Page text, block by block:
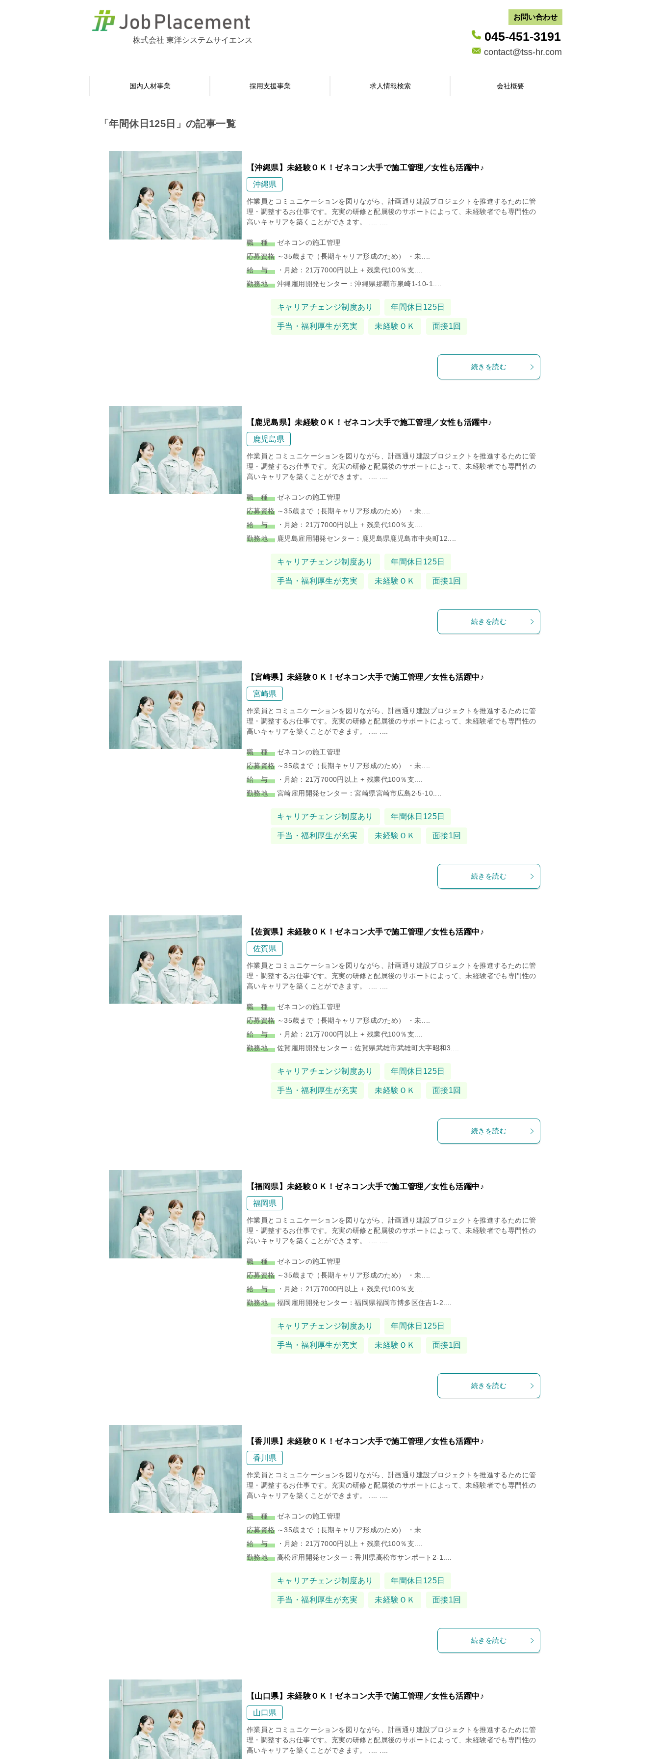
株式会社 東洋システムサイエンス
お問い合わせ
045-451-3191
contact@tss-hr.com
国内人材事業 採用支援事業 求人情報検索 会社概要
「年間休日125日」の記事一覧
【沖縄県】未経験ＯＫ！ゼネコン大手で施工管理／女性も活躍中♪
沖縄県
作業員とコミュニケーションを図りながら、計画通り建設プロジェクトを推進するために管
理・調整するお仕事です。充実の研修と配属後のサポートによって、未経験者でも専門性の
高いキャリアを築くことができます。 .... ....
職 種ゼネコンの施工管理
応募資格～35歳まで（長期キャリア形成のため） ・未....
給 与・月給：21万7000円以上 + 残業代100％支....
勤務地沖縄雇用開発センター：沖縄県那覇市泉崎1-10-1....
キャリアチェンジ制度あり 年間休日125日
手当・福利厚生が充実 未経験ＯＫ 面接1回
続きを読む
【鹿児島県】未経験ＯＫ！ゼネコン大手で施工管理／女性も活躍中♪
鹿児島県
作業員とコミュニケーションを図りながら、計画通り建設プロジェクトを推進するために管
理・調整するお仕事です。充実の研修と配属後のサポートによって、未経験者でも専門性の
高いキャリアを築くことができます。 .... ....
職 種ゼネコンの施工管理
応募資格～35歳まで（長期キャリア形成のため） ・未....
給 与・月給：21万7000円以上 + 残業代100％支....
勤務地鹿児島雇用開発センター：鹿児島県鹿児島市中央町12....
キャリアチェンジ制度あり 年間休日125日
手当・福利厚生が充実 未経験ＯＫ 面接1回
続きを読む
【宮崎県】未経験ＯＫ！ゼネコン大手で施工管理／女性も活躍中♪
宮崎県
作業員とコミュニケーションを図りながら、計画通り建設プロジェクトを推進するために管
理・調整するお仕事です。充実の研修と配属後のサポートによって、未経験者でも専門性の
高いキャリアを築くことができます。 .... ....
職 種ゼネコンの施工管理
応募資格～35歳まで（長期キャリア形成のため） ・未....
給 与・月給：21万7000円以上 + 残業代100％支....
勤務地宮崎雇用開発センター：宮崎県宮崎市広島2-5-10....
キャリアチェンジ制度あり 年間休日125日
手当・福利厚生が充実 未経験ＯＫ 面接1回
続きを読む
【佐賀県】未経験ＯＫ！ゼネコン大手で施工管理／女性も活躍中♪
佐賀県
作業員とコミュニケーションを図りながら、計画通り建設プロジェクトを推進するために管
理・調整するお仕事です。充実の研修と配属後のサポートによって、未経験者でも専門性の
高いキャリアを築くことができます。 .... ....
職 種ゼネコンの施工管理
応募資格～35歳まで（長期キャリア形成のため） ・未....
給 与・月給：21万7000円以上 + 残業代100％支....
勤務地佐賀雇用開発センター：佐賀県武雄市武雄町大字昭和3....
キャリアチェンジ制度あり 年間休日125日
手当・福利厚生が充実 未経験ＯＫ 面接1回
続きを読む
【福岡県】未経験ＯＫ！ゼネコン大手で施工管理／女性も活躍中♪
福岡県
作業員とコミュニケーションを図りながら、計画通り建設プロジェクトを推進するために管
理・調整するお仕事です。充実の研修と配属後のサポートによって、未経験者でも専門性の
高いキャリアを築くことができます。 .... ....
職 種ゼネコンの施工管理
応募資格～35歳まで（長期キャリア形成のため） ・未....
給 与・月給：21万7000円以上 + 残業代100％支....
勤務地福岡雇用開発センター：福岡県福岡市博多区住吉1-2....
キャリアチェンジ制度あり 年間休日125日
手当・福利厚生が充実 未経験ＯＫ 面接1回
続きを読む
【香川県】未経験ＯＫ！ゼネコン大手で施工管理／女性も活躍中♪
香川県
作業員とコミュニケーションを図りながら、計画通り建設プロジェクトを推進するために管
理・調整するお仕事です。充実の研修と配属後のサポートによって、未経験者でも専門性の
高いキャリアを築くことができます。 .... ....
職 種ゼネコンの施工管理
応募資格～35歳まで（長期キャリア形成のため） ・未....
給 与・月給：21万7000円以上 + 残業代100％支....
勤務地高松雇用開発センター：香川県高松市サンポート2-1....
キャリアチェンジ制度あり 年間休日125日
手当・福利厚生が充実 未経験ＯＫ 面接1回
続きを読む
【山口県】未経験ＯＫ！ゼネコン大手で施工管理／女性も活躍中♪
山口県
作業員とコミュニケーションを図りながら、計画通り建設プロジェクトを推進するために管
理・調整するお仕事です。充実の研修と配属後のサポートによって、未経験者でも専門性の
高いキャリアを築くことができます。 .... ....